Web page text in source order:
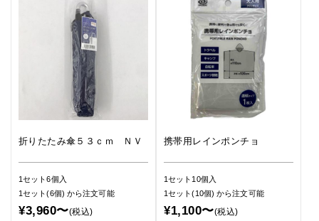
折りたたみ傘５３ｃｍ ＮＶ
1セット6個入
1セット(6個) から注文可能
¥3,960〜(税込)
携帯用レインポンチョ
1セット10個入
1セット(10個)から注文可能
¥1,100〜(税込)